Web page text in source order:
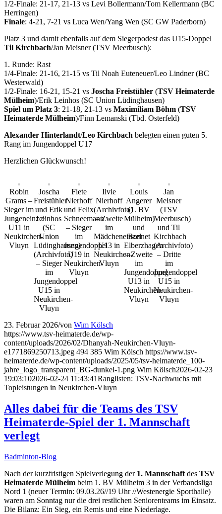
1/2-Finale: 21-17, 21-13 vs Levi Bollermann/Tom Kellermann (BC
Herringen)
Finale: 4-21, 7-21 vs Luca Wen/Yang Wen (SC GW Paderborn)
Platz 3 und damit ebenfalls auf dem Siegerpodest das U15-Doppel
Til Kirchbach/Jan Meisner (TSV Meerbusch):
1. Runde: Rast
1/4-Finale: 21-16, 21-15 vs Til Noah Euteneuer/Leo Lindner (BC
Westerwald)
1/2-Finale: 16-21, 15-21 vs Joscha Freistühler (TSV Heimaterde
Mülheim)/Erik Leinhos (SC Union Lüdinghausen)
Spiel um Platz 3: 21-18, 21-13 vs Maximiliam Böhm (TSV
Heimaterde Mülheim)/Finn Lemanski (Tbd. Osterfeld)
Alexander Hinterlandt/Leo Kirchbach belegten einen guten 5.
Rang im Jungendoppel U17
Herzlichen Glückwunsch!
Robin
Grams –
Sieger im
Jungeneinzel
U11 in
Neukirchen-
Vluyn
Joscha
Freistühler
und Erik
Leinhos
(SC
Union
Lüdinghausen)
(Archivfoto)
– Sieger
im
Jungendoppel
U15 in
Neukirchen-
Vluyn
Fiete
Nierhoff
und Felix
Schneemann
– Sieger
im
Jungendoppel
U19 in
Neukirchen-
Vluyn
Ilvie
Nierhoff
(Archivfoto)
– Zweite
im
Mädcheneinzel
U13 in
Neukirchen-
Vluyn
Louis
Angerer
(1. BV
Mülheim)
und
Bennet
Elberzhagen
– Zweite
im
Jungendoppel
U13 in
Neukirchen-
Vluyn
Jan
Meisner
(TSV
Meerbusch)
und Til
Kirchbach
(Archivfoto)
– Dritte
im
Jungendoppel
U15 in
Neukirchen-
Vluyn
23. Februar 2026/von Wim Kölsch
https://www.tsv-heimaterde.de/wp-
content/uploads/2026/02/Dhanyah-Neukirchen-Vluyn-
e1771869250713.jpeg 494 385 Wim Kölsch https://www.tsv-
heimaterde.de/wp-content/uploads/2025/05/tsv-heimaterde_100-
jahre_logo_transparent_BG-dunkel-1.png Wim Kölsch2026-02-23
19:03:102026-02-24 11:43:41Ranglisten: TSV-Nachwuchs mit
Topleistungen in Neukirchen-Vluyn
Alles dabei für die Teams des TSV
Heimaterde-Spiel der 1. Mannschaft
verlegt
Badminton-Blog
Nach der kurzfristigen Spielverlegung der1. Mannschaft des TSV
Heimaterde Mülheim beim 1. BV Mülheim 3 in der Verbandsliga
Nord 1 (neuer Termin: 09.03.26//19 Uhr //Westenergie Sporthalle)
waren am Sonntag nur die drei restlichen Seniorenteams im Einsatz.
Die Bilanz: Ein Sieg, ein Remis und eine Niederlage.